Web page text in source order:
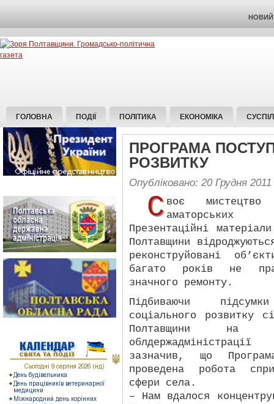
НОВИЙ
ГОЛОВНА ПОДІЇ ПОЛІТИКА ЕКОНОМІКА
ПРОГРАМА
РОЗВИТКУ
Опубліковано: 20 Грудня 2011
С воє мистецтво
аматорських
Презентаційні
Полтавщини
реконструйовані
багато років не
значного ремонту.
Підбиваючи
соціального розвитку
Полтавщини на
зазначив, що
проведена робота
сфери села.
– Нам вдалося